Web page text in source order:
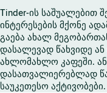
Tinder-ის საშუალებით
ინტერესების მქონე
გაება ახალ
დასალევად წახვიდე
ახლომახლო კაფეში. ან
დასათვალიერებლად
საუკეთესო აქტივობები.